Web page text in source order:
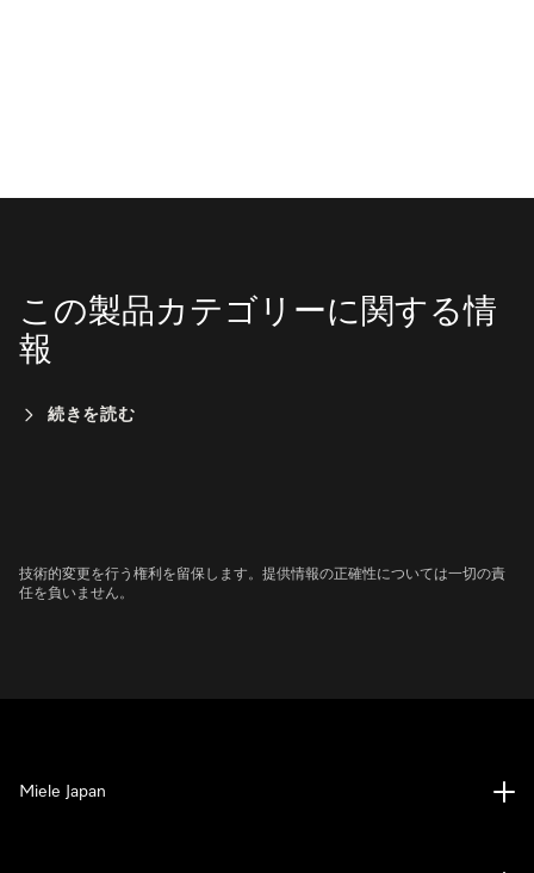
この製品カテゴリーに関する情
報
続きを読む
技術的変更を行う権利を留保します。提供情報の正確性については一切の責
任を負いません。
Miele Japan